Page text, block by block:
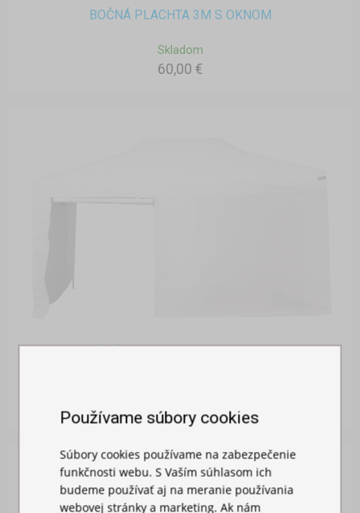
BOČNÁ PLACHTA 3M S OKNOM
Skladom
60,00 €
BOČNÁ PLACHTA 4,5M S DVERAMI
Používame súbory cookies
Súbory cookies používame na zabezpečenie
funkčnosti webu. S Vaším súhlasom ich
budeme používať aj na meranie používania
webovej stránky a marketing. Ak nám